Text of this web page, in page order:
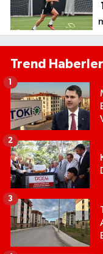
Trend Haberler
1
2
3